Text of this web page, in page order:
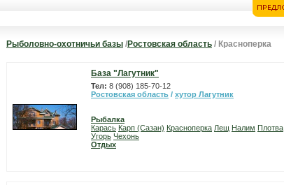
Рыболовно-охотничьи базы /Ростовская область / Красноперка
База "Лагутник"
Тел: 8 (908) 185-70-12
Ростовская область / хутор Лагутник
Рыбалка
Карась Карп (Сазан) Красноперка Лещ Налим Плотва
Угорь Чехонь
Отдых